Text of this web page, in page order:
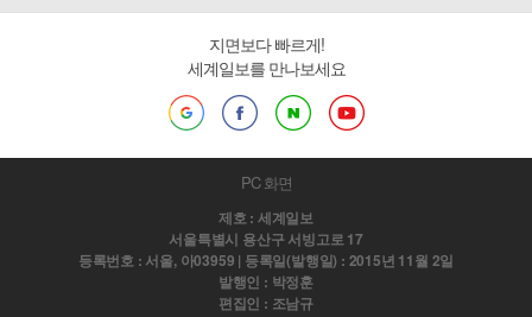
지면보다 빠르게!
세계일보를 만나보세요
PC 화면
제호 : 세계일보
서울특별시 용산구 서빙고로 17
등록번호 : 서울, 아03959 | 등록일(발행일) : 2015년 11월 2일
발행인 : 박정훈
편집인 : 조남규